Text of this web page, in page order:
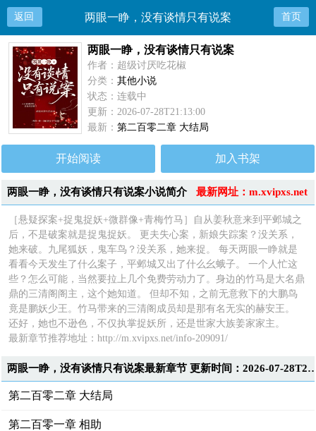
返回 两眼一睁，没有谈情只有说案 首页
两眼一睁，没有谈情只有说案
作者：超级讨厌吃花椒
分类：其他小说
状态：连载中
更新：2026-07-28T21:13:00
最新：第二百零二章 大结局
开始阅读 加入书架
最新网址：m.xvipxs.net
两眼一睁，没有谈情只有说案小说简介
［悬疑探案+捉鬼捉妖+微群像+青梅竹马］自从姜秋意来到平邺城之
后，不是破案就是捉鬼捉妖。 更夫失心案，新娘失踪案？没关系，
她来破。九尾狐妖，鬼车鸟？没关系，她来捉。 每天两眼一睁就是
看看今天发生了什么案子，平邺城又出了什么幺蛾子。 一个人忙这
些？怎么可能，当然要拉上几个免费劳动力了。身边的竹马是大名鼎
鼎的三清阁阁主，这个她知道。 但却不知，之前无意救下的大鹏鸟
竟是鹏妖少王。竹马带来的三清阁成员却是那有名无实的赫安王。
还好，她也不逊色，不仅执掌捉妖所，还是世家大族姜家家主。
最新章节推荐地址：http://m.xvipxs.net/info-209091/
两眼一睁，没有谈情只有说案最新章节 更新
第二百零二章 大结局
第二百零一章 相助